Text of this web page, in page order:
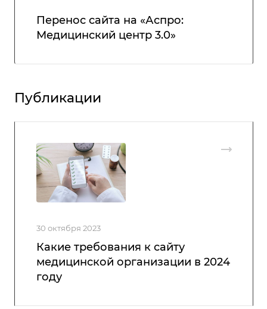
Перенос сайта на «Аспро:
Медицинский центр 3.0»
Публикации
30 октября 2023
Какие требования к сайту
медицинской организации в 2024
году